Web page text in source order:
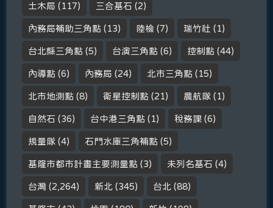
土木局 (117) 三合基石 (2)
內務局補助三角點 (13) 陸檢 (7) 瑞竹社 (1)
台北縣三角點 (5) 台演三角點 (6) 控制點 (44)
內導點 (6) 內務局 (24) 北市三角點 (15)
北市地測點 (8) 衛星控制點 (21) 農航隊 (1)
自然石 (36) 台中港三角點 (1) 稅務課 (6)
規量隊 (4) 石門水庫三角補點 (5)
基隆市都市計畫主要測量點 (3) 未列名基石 (4)
台灣 (2,264) 新北 (345) 台北 (88)